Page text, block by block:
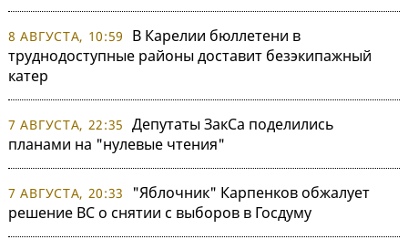
8 АВГУСТА, 10:59
В Карелии бюллетени в
труднодоступные районы доставит безэкипажный
катер
7 АВГУСТА, 22:35 Депутаты ЗакСа поделились
планами на "нулевые чтения"
7 АВГУСТА, 20:33
"Яблочник" Карпенков обжалует
решение ВС о снятии с выборов в Госдуму